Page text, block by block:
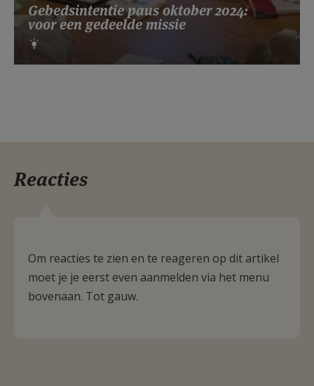
Gebedsintentie paus oktober 2024:
voor een gedeelde missie
Reacties
Om reacties te zien en te reageren op dit artikel
moet je je eerst even aanmelden via het menu
bovenaan. Tot gauw.